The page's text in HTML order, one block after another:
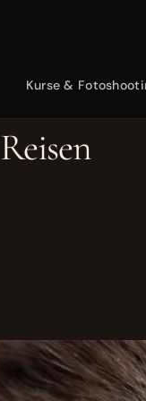
Kurse &
Reisen